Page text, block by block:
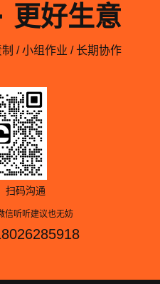
更好生意
/ 小组作业 / 长期协作
扫码沟通
信听听建议也无妨